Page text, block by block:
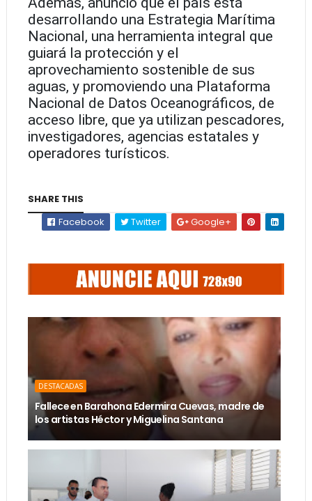
desarrollando una Estrategia Marítima
Nacional, una herramienta integral que
guiará la protección y el
aprovechamiento sostenible de sus
aguas, y promoviendo una Plataforma
Nacional de Datos Oceanográficos, de
acceso libre, que ya utilizan pescadores,
investigadores, agencias estatales y
operadores turísticos.
SHARE THIS
Facebook
Twitter Google+
DESTACADAS
Fallece en Barahona Edermira Cuevas, madre de
los artistas Héctor y Miguelina Santana